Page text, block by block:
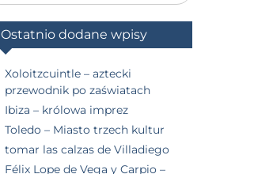
Ostatnio dodane wpisy
Xoloitzcuintle – aztecki
przewodnik po zaświatach
Ibiza – królowa imprez
Toledo – Miasto trzech kultur
tomar las calzas de Villadiego
Félix Lope de Vega y Carpio –